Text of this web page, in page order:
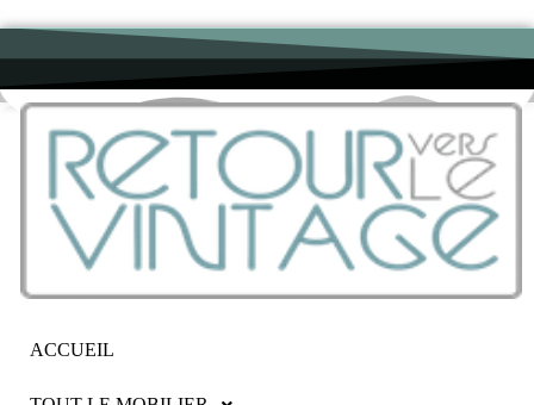
ACCUEIL